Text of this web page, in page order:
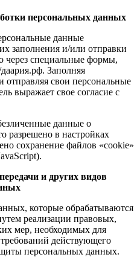
персональных данных
данные
заполнения и/или отправки
через специальные формы,
Заполняя
свои персональные
выражает свое согласие с
данные о
разрешено в настройках
сохранение файлов «cookie»
и других видов
которые обрабатываются
реализации правовых,
мер, необходимых для
действующего
персональных данных.